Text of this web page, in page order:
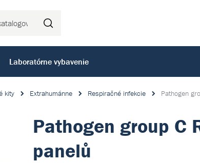
Laboratórne vybavenie
kity Extrahumánne Respiračné infekcie Pathogen
Pathogen group C
panelů